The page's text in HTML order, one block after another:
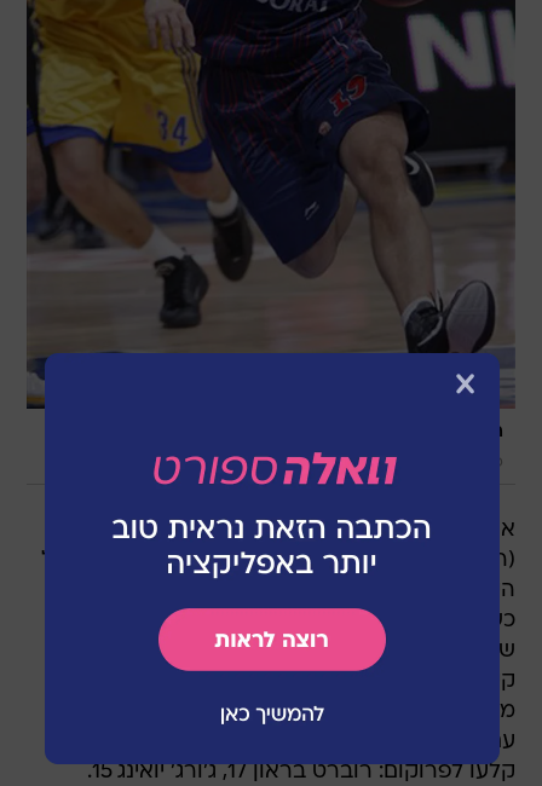
הוליך עם 20 נקודות. סן אמטריו
Zemlianichenko
אחרי שנחלה הפסד ביתי ביורוליג, התפנתה הערב
(ראשון) חימקי מוסקבה לצאת מהמשבר דווקא מול
היריבה הבאה של הצהובים- פרוקום גידיניה-
כשהביסה אותה 79:99 בליגה המאוחדת. המארחים
שלטו מהפתיחה וירדו ביתרון 12 במחצית. הפולנים
מנע מהם זאת. קית' לנגפורד הוליך את קלעי חימקי
קלעו לפרוקום: רוברט בראון 17, ג'ורג' יואינג 15.